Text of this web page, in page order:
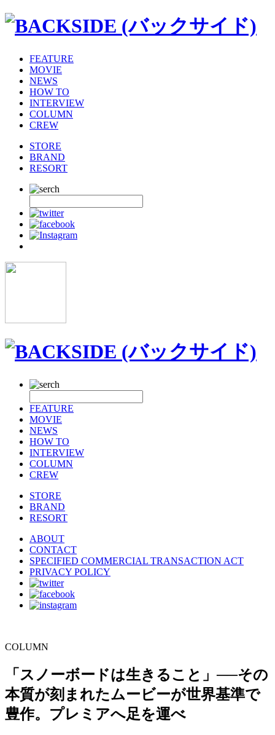
FEATURE
MOVIE
NEWS
HOW TO
INTERVIEW
COLUMN
CREW
STORE
BRAND
RESORT
FEATURE
MOVIE
NEWS
HOW TO
INTERVIEW
COLUMN
CREW
STORE
BRAND
RESORT
ABOUT
CONTACT
SPECIFIED COMMERCIAL TRANSACTION ACT
PRIVACY POLICY
COLUMN
「スノーボードは生きること」──その
本質が刻まれたムービーが世界基準で
豊作。プレミアへ足を運べ